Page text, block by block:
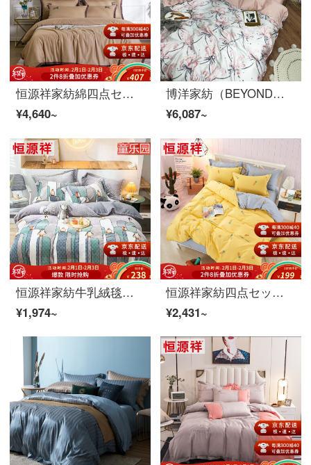
恒源祥家紡綿四点セットの綿60 s高支綿セットシンプルな純色布団セット1.5/1.8メートルベッド用品高定四点セット-カレー1.5メートルベッド/布団セット200*230 cm
¥4,640~
博洋家紡（BEYOND）ベッドの上に4点セットの天糸の貢の緞子の寝具布団カバーのシーツのベッドカバーセットのピンクの楽園180 cm
¥6,087~
恒源祥家紡牛乳絨毯フランネル四点セット両面絨毯秋冬保温1.5メートルベッド1.8メートルダブルセットベッド用品牛乳絨-子供楽園1.8メートルベッド/布団カバー220*240 cm(四点セット)
¥1,974~
恒源祥家紡四点セットの純綿プリント40本のシーツカバー綿の斜紋セット1.2/1.5メートルベッドの四点セットの果物-黄1.5メートルベッド/布団カバー200*230 cm(四点セット)
¥2,431~